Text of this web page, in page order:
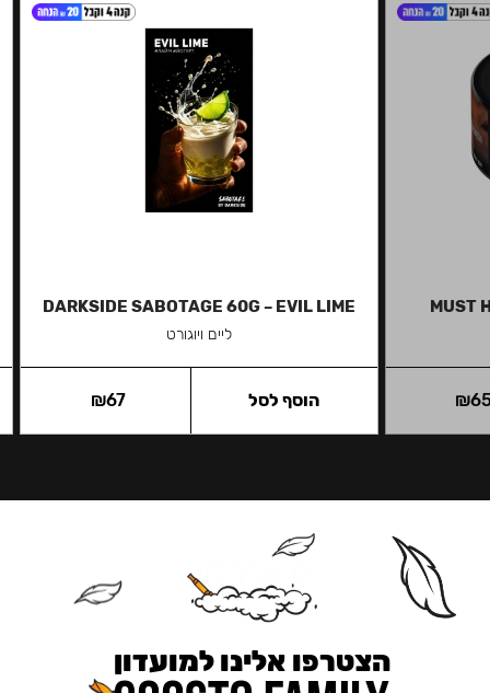
MUST
₪
DARKSIDE SABOTAGE 60G – EVIL LIME
ליים ויוגורט
₪67 הוסף לסל
הצטרפו אלינו למועדון